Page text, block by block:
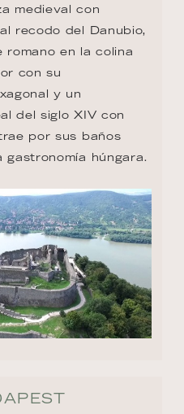
medieval con
recodo del Danubio,
en la colina
con su
y un
del siglo XIV con
por sus baños
húngara.